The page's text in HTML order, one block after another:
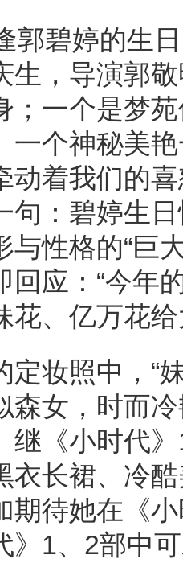
碧婷的生日
生，导演郭
；一个是梦
一个神秘美
动着我们的
句：碧婷生
与性格的“巨
回应：“今年
花、亿万花
照中，“妹
森女，时而
继《小时代
衣长裙、冷
期待她在《
》1、2部中